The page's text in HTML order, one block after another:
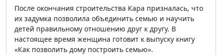
После окончания строительства Кара призналась, что
их задумка позволила объединить семью и научить
детей правильному отношению друг к другу. В
настоящее время женщина готовит к выпуску книгу
«Как позволить дому построить семью».